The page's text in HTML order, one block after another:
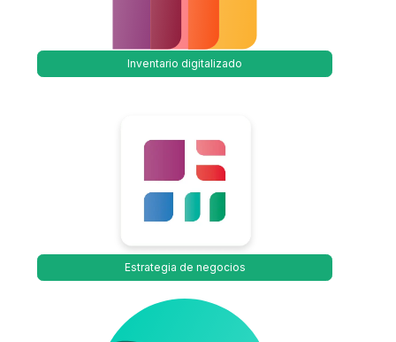
Inventario digitalizado
Estrategia de negocios